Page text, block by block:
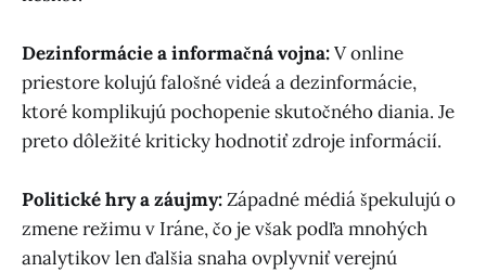
Dezinformácie a informačná vojna:V online
priestore kolujú falošné videá a dezinformácie,
ktoré komplikujú pochopenie skutočného diania. Je
preto dôležité kriticky hodnotiť zdroje informácií.
Politické hry a záujmy:Západné médiá špekulujú o
zmene režimu v Iráne, čo je však podľa mnohých
analytikov len ďalšia snaha ovplyvniť verejnú